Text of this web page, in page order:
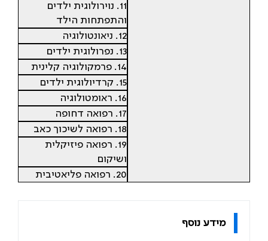
11. נוירולוגית ילדים
והתפתחות הילד
12. ניאונטולוגיה
13. נפרולוגית ילדים
14. פרמקולוגיה קלינית
15. קרדיולוגית ילדים
16. ראומטולוגיה
17. רפואה דחופה
18. רפואה לשיכוך כאב
19. רפואה פיזיקלית
ושיקום
20. רפואה פליאטיבית
מידע נוסף